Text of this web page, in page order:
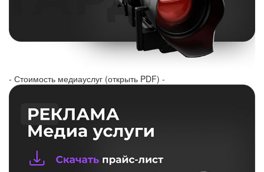
- Стоимость медиауслуг (открыть PDF) -